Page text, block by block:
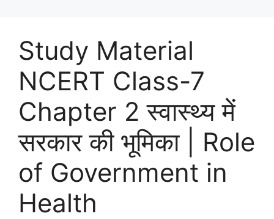
Study Material
NCERT Class-7
Chapter 2 स्वास्थ्य में
सरकार की भूमिका | Role
of Government in
Health